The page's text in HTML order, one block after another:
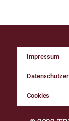
Impressum
Cookies